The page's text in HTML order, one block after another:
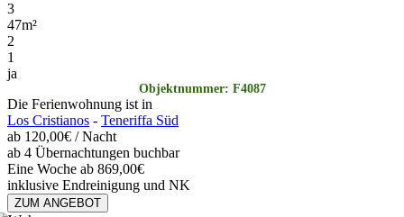
3
47m²
2
1
ja
Objektnummer: F4087
Die Ferienwohnung ist in
Los Cristianos - Teneriffa Süd
ab 120,00€ / Nacht
ab 4 Übernachtungen buchbar
Eine Woche ab 869,00€
inklusive Endreinigung und NK
ZUM ANGEBOT